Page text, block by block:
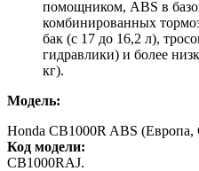
помощником, ABS в
комбинированных
бак (с 17 до 16,2 л),
гидравлики) и более
кг).
Модель:
Honda CB1000R ABS
Код модели:
CB1000RAJ.